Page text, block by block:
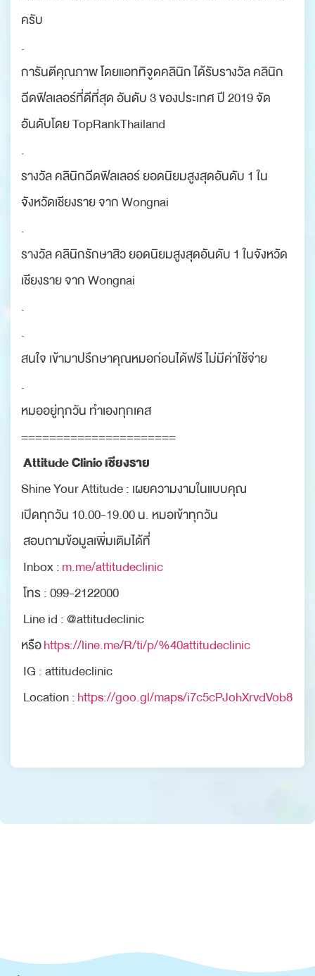
ครับ
.
การันตีคุณภาพ โดยแอททิจูดคลินิก ได้รับรางวัล คลินิก
ฉีดฟิลเลอร์ที่ดีที่สุด อันดับ 3 ของประเทศ ปี 2019 จัด
อันดับโดย TopRankThailand
.
รางวัล คลินิกฉีดฟิลเลอร์ ยอดนิยมสูงสุดอันดับ 1 ใน
จังหวัดเชียงราย จาก Wongnai
.
รางวัล คลินิกรักษาสิว ยอดนิยมสูงสุดอันดับ 1 ในจังหวัด
เชียงราย จาก Wongnai
.
.
สนใจ เข้ามาปรึกษาคุณหมอก่อนได้ฟรี ไม่มีค่าใช้จ่าย
.
หมออยู่ทุกวัน ทำเองทุกเคส
======================
Attitude Clinic เชียงราย
Shine Your Attitude : เผยความงามในแบบคุณ
เปิดทุกวัน 10.00-19.00 น. หมอเข้าทุกวัน
สอบถามข้อมูลเพิ่มเติมได้ที่
Inbox :m.me/attitudeclinic
โทร : 099-2122000
Line id : @attitudeclinic
หรือhttps://line.me/R/ti/p/%40attitudeclinic
IG : attitudeclinic
Location :https://goo.gl/maps/i7c5cPJohXrvdVob8